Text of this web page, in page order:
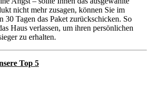
nicht mehr zusagen, können Sie im
30 Tagen das Paket zurückschicken. So
Haus verlassen, um ihren persönlichen
zu erhalten.
Top 5